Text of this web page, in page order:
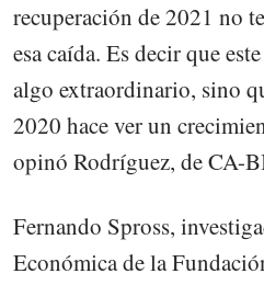
recuperación de 2021 no
esa caída. Es decir que
algo extraordinario, sino
2020 hace ver un
opinó Rodríguez, de CA-
Fernando Spross,
Económica de la